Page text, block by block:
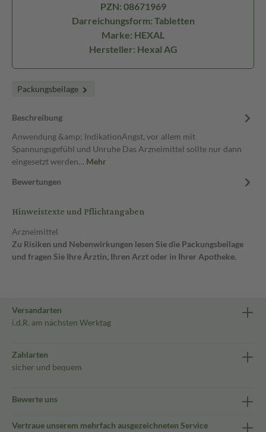
PZN: 08671969
Darreichungsform: Tabletten
Marke: HEXAL
Hersteller: Hexal AG
Packungsbeilage
Beschreibung
Anwendung &amp; IndikationAngst, vor allem mit
Spannungsgefühl und Unruhe Das Arzneimittel sollte nur dann
eingesetzt werden… Mehr
Bewertungen
Hinweistexte und Pflichtangaben
Arzneimittel
Zu Risiken und Nebenwirkungen lesen Sie die Packungsbeilage
und fragen Sie Ihre Ärztin, Ihren Arzt oder in Ihrer Apotheke.
Versandarten
i.d.R. am nächsten Werktag
Zahlarten
sicher und bequem
Bewerte uns
Vertraue unserem mehrfach ausgezeichneten Service